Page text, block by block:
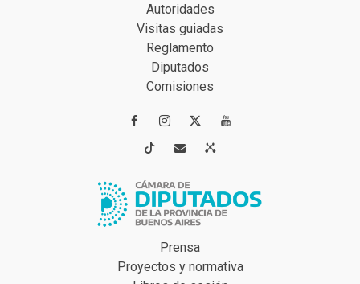
Autoridades
Visitas guiadas
Reglamento
Diputados
Comisiones
 
 
Prensa
Proyectos y normativa